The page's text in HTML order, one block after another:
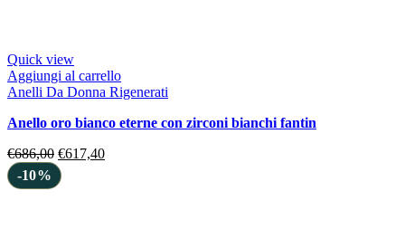
Quick view
Aggiungi al carrello
Anelli Da Donna Rigenerati
anello oro bianco eterne con zirconi bianchi fantin
€686,00 €617,40
-10%